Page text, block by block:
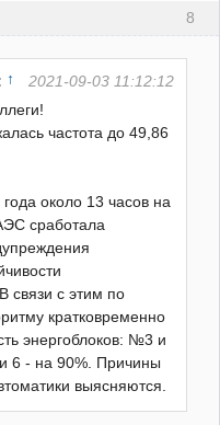
8
↑
2021-09-03 11:12:12
частота до 49,86
около 13 часов на
сработала
связи с этим по
кратковременно
энергоблоков: №3 и
6 - на 90%. Причины
выясняются.